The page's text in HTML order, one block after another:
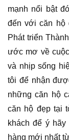
mạnh nổi bật
đến với căn hộ
Phát triển
ước mơ về
và nhịp sống
tôi để nhận
những căn hộ
căn hộ đẹp tại
khách để ý
hàng mới nhất